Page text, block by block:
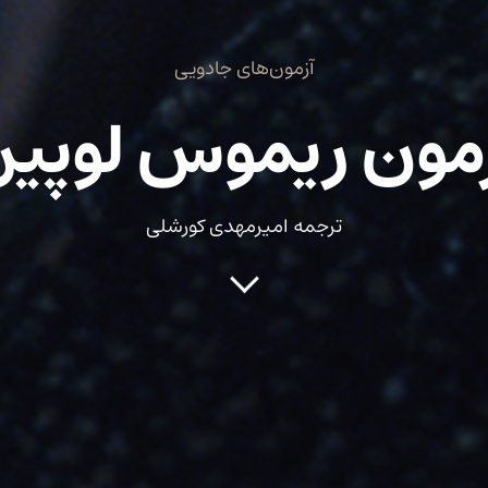
آزمون‌های جادویی
ریموس
ترجمه امیرمهدی کورشلی